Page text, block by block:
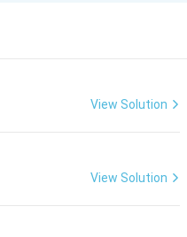
View Solution
View Solution